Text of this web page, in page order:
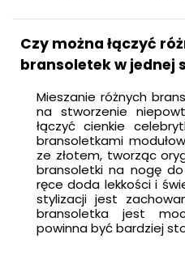
Czy można łączyć
bransoletek w jednej
Mieszanie różnych
na stworzenie
łączyć cienkie
bransoletkami
ze złotem, tworząc
bransoletki na nogę
ręce doda lekkości i
stylizacji jest
bransoletka jest
powinna być bardziej